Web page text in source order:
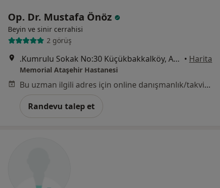
Op. Dr. Mustafa Önöz
Beyin ve sinir cerrahisi
2 görüş
.Kumrulu Sokak No:30 Küçükbakkalköy, Ataşehir • Harita
Memorial Ataşehir Hastanesi
Bu uzman ilgili adres için online danışmanlık/takvim sunmuyor.
Randevu talep et